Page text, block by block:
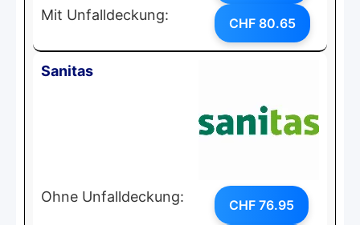
Mit Unfalldeckung: CHF 80.65
Sanitas
Ohne Unfalldeckung: CHF 76.95